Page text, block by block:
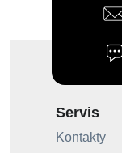
Servis
Kontakty